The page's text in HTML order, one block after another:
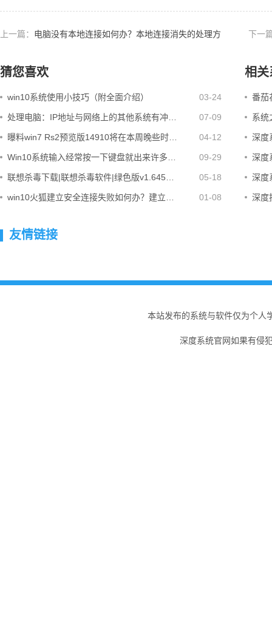
上一篇： 电脑没有本地连接如何办？本地连接消失的处理方 下一
猜您喜欢
win10系统使用小技巧（附全面介绍） 03-24
处理电脑：IP地址与网络上的其他系统有冲… 07-09
曝料win7 Rs2预览版14910将在本周晚些时… 04-12
Win10系统输入经常按一下键盘就出来许多… 09-29
联想杀毒下载|联想杀毒软件|绿色版v1.645… 05-18
win10火狐建立安全连接失败如何办？建立… 01-08
相关
番茄
系统
深度
深度
深度
深度
友情链接
本站发布的系统与软件仅为个人
深度系统官网如果有侵